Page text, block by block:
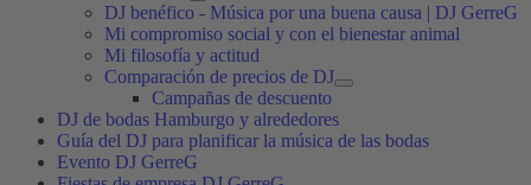
DJ benéfico - Música por una buena causa | DJ GerreG
Mi compromiso social y con el bienestar animal
Mi filosofía y actitud
Comparación de precios de DJ
Campañas de descuento
DJ de bodas Hamburgo y alrededores
Guía del DJ para planificar la música de las bodas
Evento DJ GerreG